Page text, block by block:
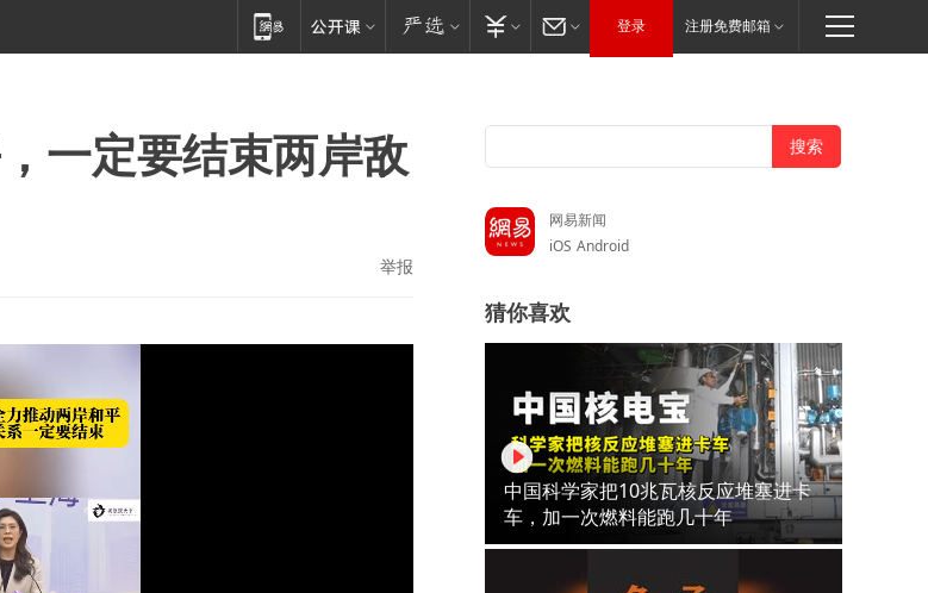
登录 注册免费邮箱
一定要结束两岸敌
举报
网易新闻
iOS Android
猜你喜欢
中国科学家把10兆瓦核反应堆塞进卡
车，加一次燃料能跑几十年